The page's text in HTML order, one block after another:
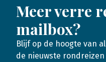
Meer verre
mailbox?
Blijf op de hoogte van
de nieuwste